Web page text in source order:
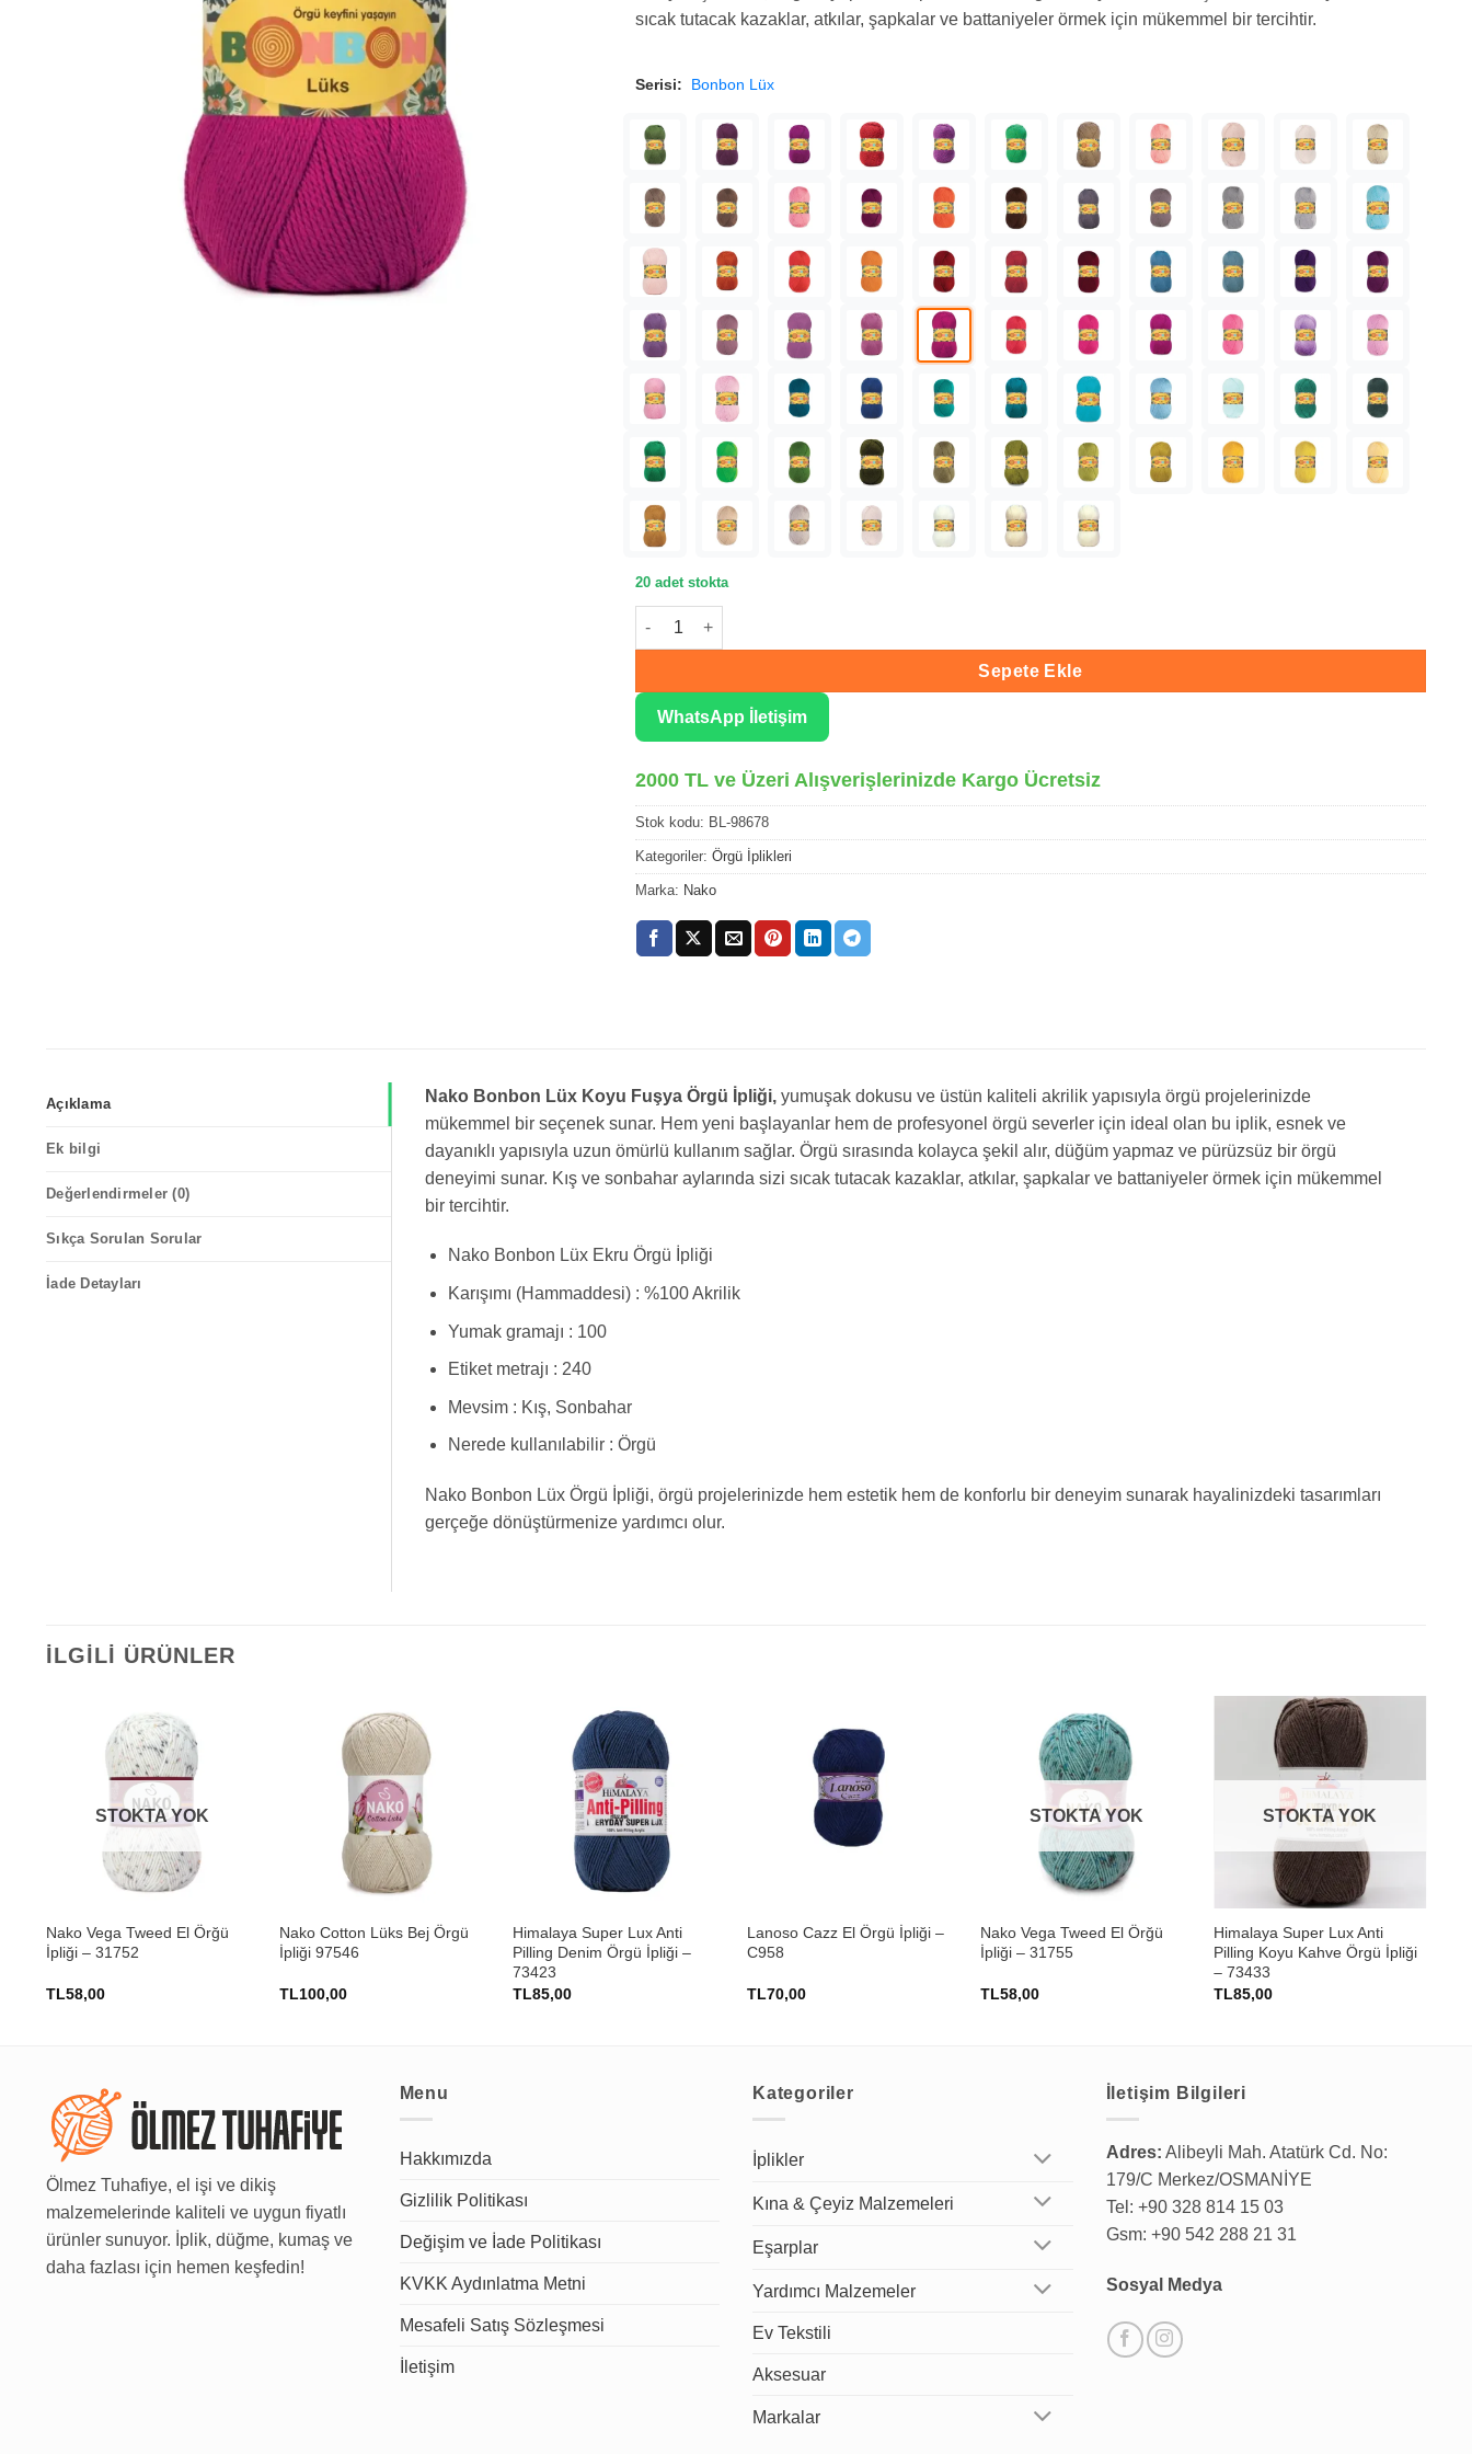
sıcak tutacak kazaklar, atkılar, şapkalar ve battaniyeler örmek için mükemmel bir tercihtir.
Serisi: Bonbon Lüx
20 adet stokta
Nako Bonbon Lüx Koyu Fuşya Örgü İpliği 98678 adet
Sepete Ekle
WhatsApp İletişim
2000 TL ve Üzeri Alışverişlerinizde Kargo Ücretsiz
Stok kodu: BL-98678
Kategoriler: Örgü İplikleri
Marka: Nako
Açıklama
Ek bilgi
Değerlendirmeler (0)
Sıkça Sorulan Sorular
İade Detayları
Nako Bonbon Lüx Koyu Fuşya Örgü İpliği, yumuşak dokusu ve üstün kaliteli akrilik yapısıyla örgü projelerinizde
mükemmel bir seçenek sunar. Hem yeni başlayanlar hem de profesyonel örgü severler için ideal olan bu iplik, esnek ve
dayanıklı yapısıyla uzun ömürlü kullanım sağlar. Örgü sırasında kolayca şekil alır, düğüm yapmaz ve pürüzsüz bir örgü
deneyimi sunar. Kış ve sonbahar aylarında sizi sıcak tutacak kazaklar, atkılar, şapkalar ve battaniyeler örmek için mükemmel
bir tercihtir.
Nako Bonbon Lüx Ekru Örgü İpliği
Karışımı (Hammaddesi) : %100 Akrilik
Yumak gramajı : 100
Etiket metrajı : 240
Mevsim : Kış, Sonbahar
Nerede kullanılabilir : Örgü
Nako Bonbon Lüx Örgü İpliği, örgü projelerinizde hem estetik hem de konforlu bir deneyim sunarak hayalinizdeki tasarımları
gerçeğe dönüştürmenize yardımcı olur.
İLGILI ÜRÜNLER
STOKTA YOK
Nako Vega Tweed El Örğü
İpliği – 31752
TL58,00
Nako Cotton Lüks Bej Örgü
İpliği 97546
TL100,00
Himalaya Super Lux Anti
Pilling Denim Örgü İpliği –
73423
TL85,00
Lanoso Cazz El Örgü İpliği –
C958
TL70,00
STOKTA YOK
Nako Vega Tweed El Örğü
İpliği – 31755
TL58,00
STOKTA YOK
Himalaya Super Lux Anti
Pilling Koyu Kahve Örgü İpliği
– 73433
TL85,00
Ölmez Tuhafiye, el işi ve dikiş
malzemelerinde kaliteli ve uygun fiyatlı
ürünler sunuyor. İplik, düğme, kumaş ve
daha fazlası için hemen keşfedin!
Menu
Hakkımızda
Gizlilik Politikası
Değişim ve İade Politikası
KVKK Aydınlatma Metni
Mesafeli Satış Sözleşmesi
İletişim
Kategoriler
İplikler
Kına & Çeyiz Malzemeleri
Eşarplar
Yardımcı Malzemeler
Ev Tekstili
Aksesuar
Markalar
İletişim Bilgileri
Adres: Alibeyli Mah. Atatürk Cd. No:
179/C Merkez/OSMANİYE
Tel: +90 328 814 15 03
Gsm: +90 542 288 21 31
Sosyal Medya